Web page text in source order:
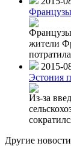
Французы
Французы
жители
2015-
Эстония
Из-за
Другие новости